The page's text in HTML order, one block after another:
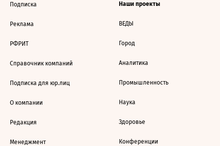
Подписка
Реклама
РФРИТ
Справочник компаний
Подписка для юр.лиц
О компании
Редакция
Менеджмент
Наши проекты
ВЕДЫ
Город
Аналитика
Промышленность
Наука
Здоровье
Конференции